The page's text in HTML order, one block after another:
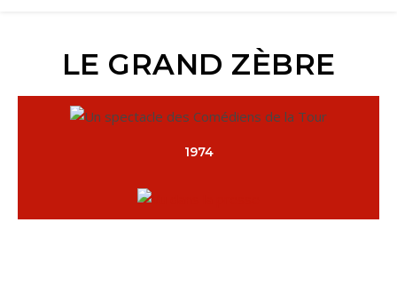
LE GRAND ZÈBRE
1974